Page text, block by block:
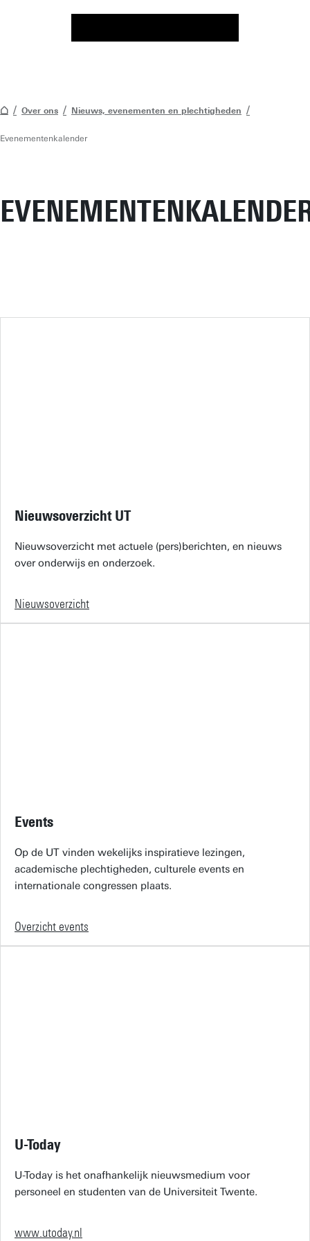
Over ons Nieuws, evenementen en plechtigheden
Evenementenkalender
Nieuwsoverzicht UT
Nieuwsoverzicht met actuele (pers)berichten, en nieuws
over onderwijs en onderzoek.
Nieuwsoverzicht
Events
Op de UT vinden wekelijks inspiratieve lezingen,
academische plechtigheden, culturele events en
internationale congressen plaats.
Overzicht events
U-Today
U-Today is het onafhankelijk nieuwsmedium voor
personeel en studenten van de Universiteit Twente.
www.utoday.nl